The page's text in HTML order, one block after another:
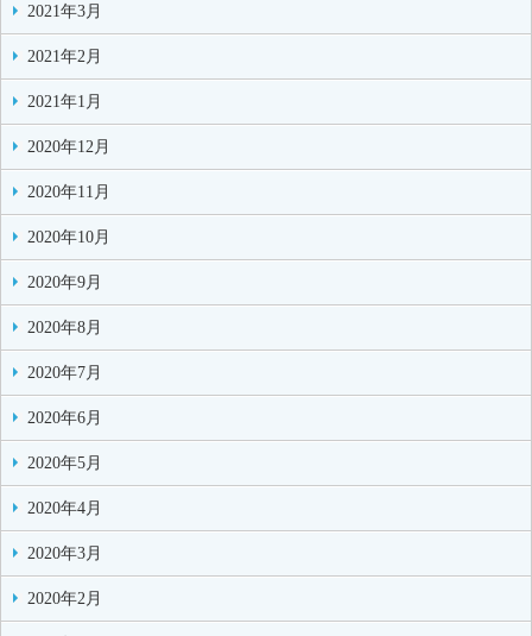
2021年3月
2021年2月
2021年1月
2020年12月
2020年11月
2020年10月
2020年9月
2020年8月
2020年7月
2020年6月
2020年5月
2020年4月
2020年3月
2020年2月